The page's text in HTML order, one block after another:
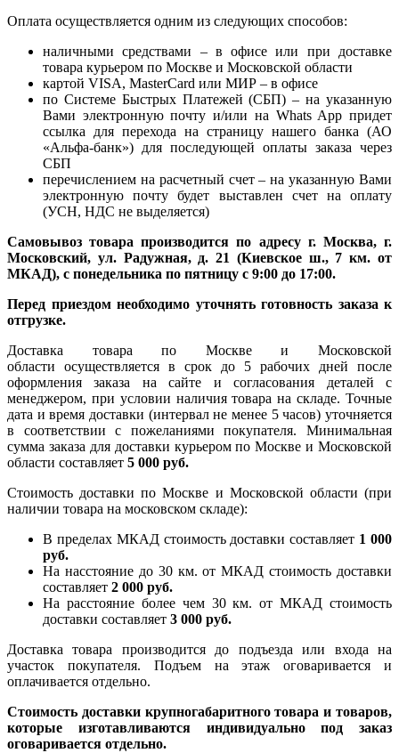
Оплата осуществляется одним из следующих способов:
наличными средствами – в офисе или при доставке
товара курьером по Москве и Московской области
картой VISA, MasterCard или МИР – в офисе
по Системе Быстрых Платежей (СБП) – на указанную
Вами электронную почту и/или на Whats App придет
ссылка для перехода на страницу нашего банка (АО
«Альфа-банк») для последующей оплаты заказа через
СБП
перечислением на расчетный счет – на указанную Вами
электронную почту будет выставлен счет на оплату
(УСН, НДС не выделяется)
Самовывоз товара производится по адресу г. Москва, г.
Московский, ул. Радужная, д. 21 (Киевское ш., 7 км. от
МКАД), с понедельника по пятницу с 9:00 до 17:00.
Перед приездом необходимо уточнять готовность заказа к
отгрузке.
Доставка товара по Москве и Московской
области осуществляется в срок до 5 рабочих дней после
оформления заказа на сайте и согласования деталей с
менеджером, при условии наличия товара на складе. Точные
дата и время доставки (интервал не менее 5 часов) уточняется
в соответствии с пожеланиями покупателя. Минимальная
сумма заказа для доставки курьером по Москве и Московской
области составляет 5 000 руб.
Стоимость доставки по Москве и Московской области (при
наличии товара на московском складе):
В пределах МКАД стоимость доставки составляет 1 000
руб.
На насcтояние до 30 км. от МКАД стоимость доставки
составляет 2 000 руб.
На расстояние более чем 30 км. от МКАД стоимость
доставки составляет 3 000 руб.
Доставка товара производится до подъезда или входа на
участок покупателя. Подъем на этаж оговаривается и
оплачивается отдельно.
Стоимость доставки крупногабаритного товара и товаров,
которые изготавливаются индивидуально под заказ
оговаривается отдельно.